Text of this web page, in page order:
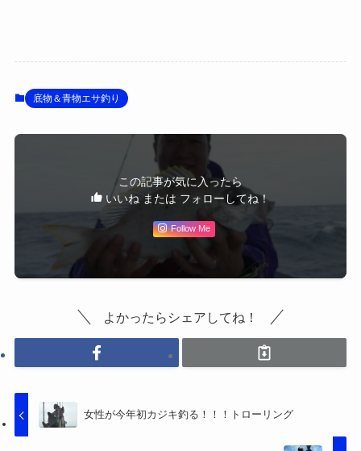
底物＆青物エサ釣り
この記事が気に入ったら
いいね または フォローしてね！
Follow Me
よかったらシェアしてね！
女性が今年初カジキ釣る！！！トローリング